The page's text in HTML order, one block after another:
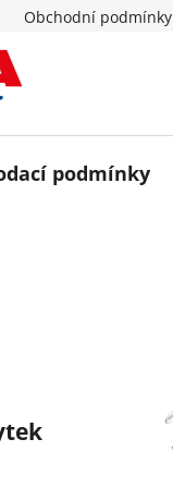
Obchodní podmínky
podmínky